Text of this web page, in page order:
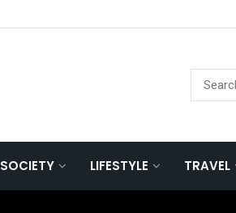
SOCIETY LIFESTYLE TRAVEL